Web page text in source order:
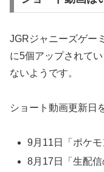
JGRジャニーズゲー
に5個アップされて
ないようです。
ショート動画更新日
9月11日「ポケモ
8月17日「生配信